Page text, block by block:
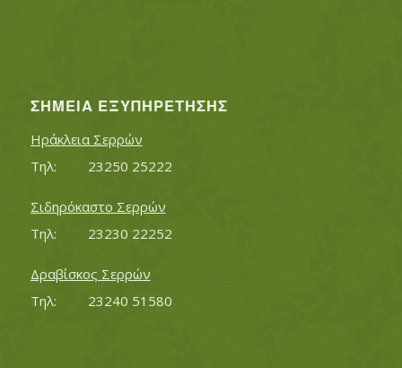
ΣΗΜΕΊΑ ΕΞΥΠΗΡΈΤΗΣΗΣ
Ηράκλεια Σερρών
Τηλ:		23250 25222
Σιδηρόκαστο Σερρών
Τηλ:		23230 22252
Δραβίσκος Σερρών
Τηλ:		23240 51580